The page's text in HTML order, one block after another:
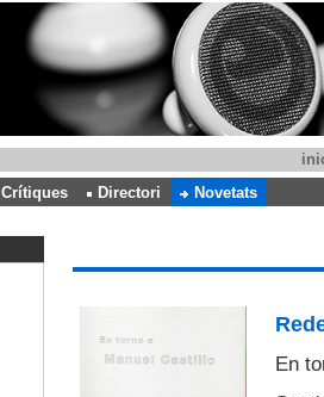
Crítiques Directori Novetats
En